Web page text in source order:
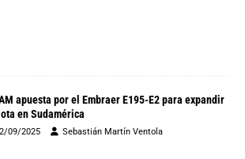
apuesta por el Embraer E195-E2 para expandir
en Sudamérica
09/2025 Sebastián Martín Ventola